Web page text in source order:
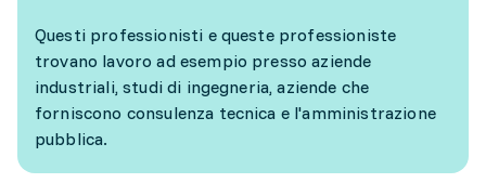
Questi professionisti e queste professioniste
trovano lavoro ad esempio presso aziende
industriali, studi di ingegneria, aziende che
forniscono consulenza tecnica e l'amministrazione
pubblica.